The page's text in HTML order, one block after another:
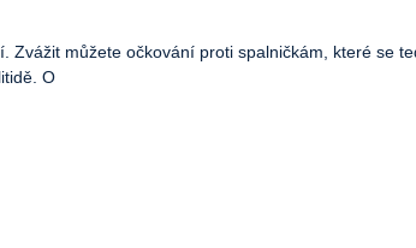
Zvážit můžete očkování proti spalničkám, které se
O